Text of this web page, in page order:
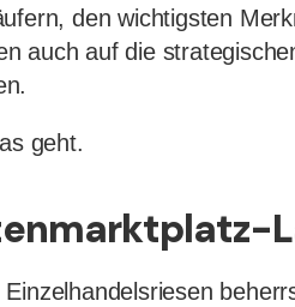
den wichtigsten
auch auf die
geht.